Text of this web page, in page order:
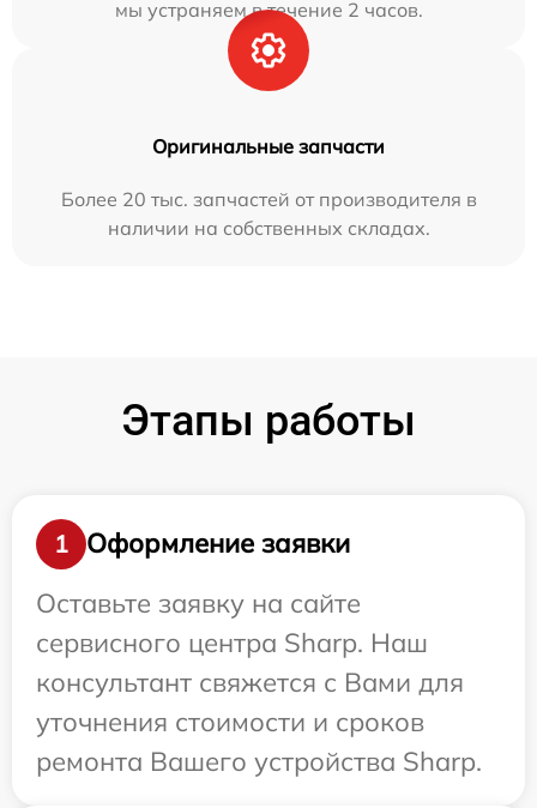
мы устраняем в течение 2 часов.
Оригинальные запчасти
Более 20 тыс. запчастей от производителя в
наличии на собственных складах.
Этапы работы
1
Оформление заявки
Оставьте заявку на сайте
сервисного центра Sharp. Наш
консультант свяжется с Вами для
уточнения стоимости и сроков
ремонта Вашего устройства Sharp.